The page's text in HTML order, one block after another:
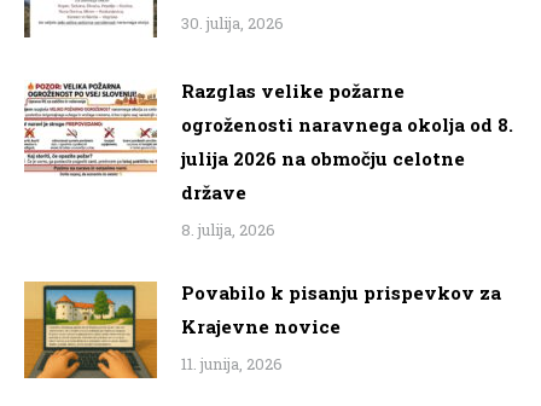
30. julija, 2026
Razglas velike požarne
ogroženosti naravnega okolja od 8.
julija 2026 na območju celotne
države
8. julija, 2026
Povabilo k pisanju prispevkov za
Krajevne novice
11. junija, 2026